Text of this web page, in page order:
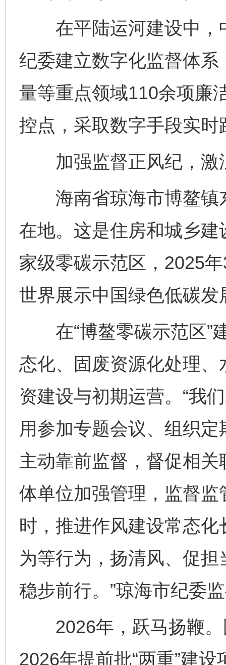
在平陆运河建设中，
纪委建立数字化监督体
量等重点领域110余项廉
控点，采取数字手段实
加强监督正风纪，激
海南省琼海市博鳌镇
在地。这是住房和城乡
家级零碳示范区，2025
世界展示中国绿色低碳
在“博鳌零碳示范区”
态化、固废资源化处理
资建设与初期运营。“我
用参加专题会议、组织
主动靠前监督，督促相
体单位加强管理，监督
时，推进作风建设常态
为等行为，扬清风、促担
稳步前行。”琼海市纪委
2026年，跃马扬鞭。
2026年提前批“两重”建